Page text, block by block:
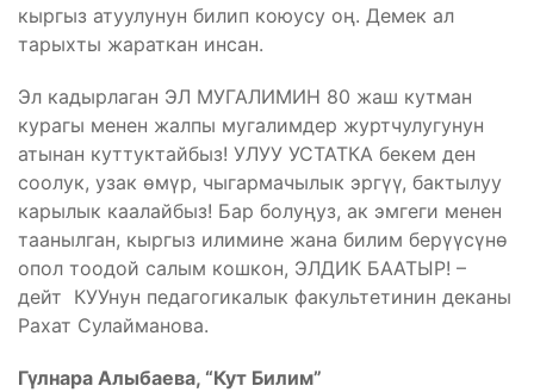
кыргыз атуулунун билип коюусу оң. Демек ал
тарыхты жараткан инсан.
Эл кадырлаган ЭЛ МУГАЛИМИН 80 жаш кутман
курагы менен жалпы мугалимдер журтчулугунун
атынан куттуктайбыз! УЛУУ УСТАТКА бекем ден
соолук, узак өмүр, чыгармачылык эргүү, бактылуу
карылык каалайбыз! Бар болуңуз, ак эмгеги менен
таанылган, кыргыз илимине жана билим берүүсүнө
опол тоодой салым кошкон, ЭЛДИК БААТЫР! –
дейт КУУнун педагогикалык факультетинин деканы
Рахат Сулайманова.
Гүлнара Алыбаева, “Кут Билим”